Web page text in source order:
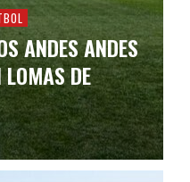
ANDES ANDES
DE